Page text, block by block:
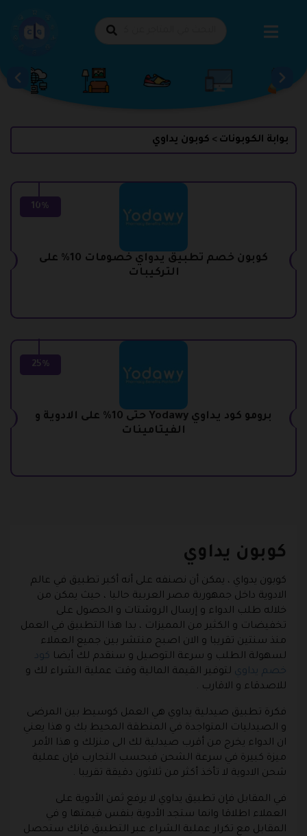
بوابة الكوبونات > كوبون يداوي
10%
كوبون خصم تطبيق يدواي خصومات 10% على
التركيبات
25%
برومو كود يداوي Yodawy حتى 10% على الادوية و
الفيتامينات
كوبون يداوي
كوبون يدواي ، يمكن أن نصنفه على أنه أكبر تطبيق في عالم
الادوية داخل جمهورية مصر العربية حاليا ، حيث يمكن من
خلاله طلب الدواء و إرسال الروشتات و الحصول على
تخفيضات و الكثير من المميزات ، بدا هذا التطبيق في العمل
منذ سنتين تقريبا و الان اصبح منتشر بين جميع العملاء
لسهولة الطلب و سرعة التوصيل و سنقدم لك أيضا كود
خصم يداوي لتوفير القيمة المالية وقت عملية الشراء لك و
للاصدقاء و الاقارب .
فكرة تطبيق صيدلية يداوي هي العمل كوسيط بين المرضى
و الصيدليات المتواجدة في المنطقة المحيط بك و هذا يعني
ان الدواء يخرج من أقرب صيدلية لك الى منزلك و هذا الأمر
ميزة كبيرة في سرعة الشحن فبحسب التجارب فإن عملية
شحن الادوية لا تأخذ أكثر من ثلاثون دقيقة تقريبا .
في المقابل فإن تطبيق يداوي لا يرفع ثمن الأدوية على
العملاء اطلاقا وانما ستجد الأدوية بنفس قيمتها و في
المقابل مع تكرار عملية الشراء عبر التطبيق فإنك ستحصل